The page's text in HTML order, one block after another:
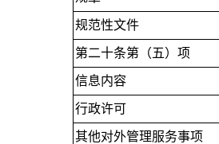
规范性文件
第二十条第（五）项
信息内容
行政许可
其他对外管理服务事项